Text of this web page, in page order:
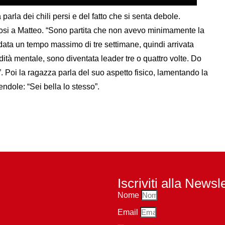
dei chili persi e del fatto che si senta debole.
a Matteo. “Sono partita che non avevo minimamente la
un tempo massimo di tre settimane, quindi arrivata
mentale, sono diventata leader tre o quattro volte. Do
Poi la ragazza parla del suo aspetto fisico, lamentando la
“Sei bella lo stesso”.
Iscriviti alla
Nome
Email